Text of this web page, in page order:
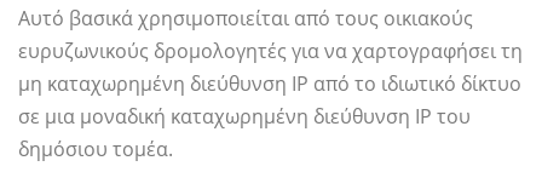
Αυτό βασικά χρησιμοποιείται από τους οικιακούς
ευρυζωνικούς δρομολογητές για να χαρτογραφήσει τη
μη καταχωρημένη διεύθυνση IP από το ιδιωτικό δίκτυο
σε μια μοναδική καταχωρημένη διεύθυνση IP του
δημόσιου τομέα.